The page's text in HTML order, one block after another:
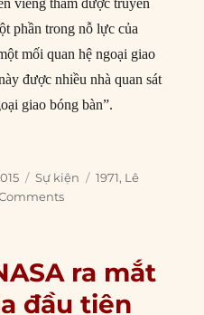
viếng thăm được truyền
phần trong nỗ lực của
mối quan hệ ngoại giao
được nhiều nhà quan sát
giao bóng bàn”.
Ngoại giao bóng bàn Mỹ – Trung
Categories
Sự kiện Tags
1971, Lê
ra mắt
đầu tiên